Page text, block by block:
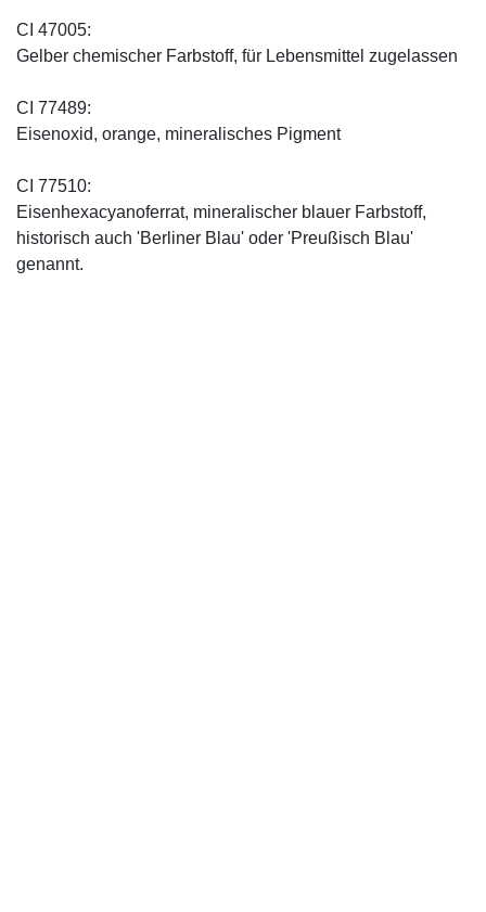
CI 47005:
Gelber chemischer Farbstoff, für Lebensmittel zugelassen
CI 77489:
Eisenoxid, orange, mineralisches Pigment
CI 77510:
Eisenhexacyanoferrat, mineralischer blauer Farbstoff,
historisch auch 'Berliner Blau' oder 'Preußisch Blau'
genannt.